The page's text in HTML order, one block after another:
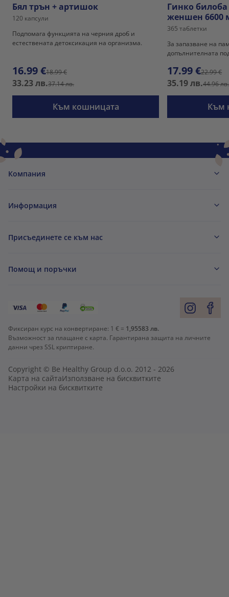
Бял трън + артишок
120 капсули
Подпомага функцията на черния дроб и
естествената детоксикация на организма.
16.99 €18.99 €
33.23 лв.37.14 лв.
Към кошницата
Гинко
женшен 6600
365 таблетки
За запазване на
допълнителната
17.99 €22.99 €
35.19 лв.44.96 лв.
Към
Компания
Информация
Присъединете се към нас
Помощ и поръчки
Фиксиран курс на конвертиране: 1 € = 1,95583 лв.
Възможност за плащане с карта. Гарантирана защита на личните
данни чрез SSL криптиране.
Copyright © Be Healthy Group d.o.o. 2012 - 2026
Карта на сайтаИзползване на бисквитките
Настройки на бисквитките